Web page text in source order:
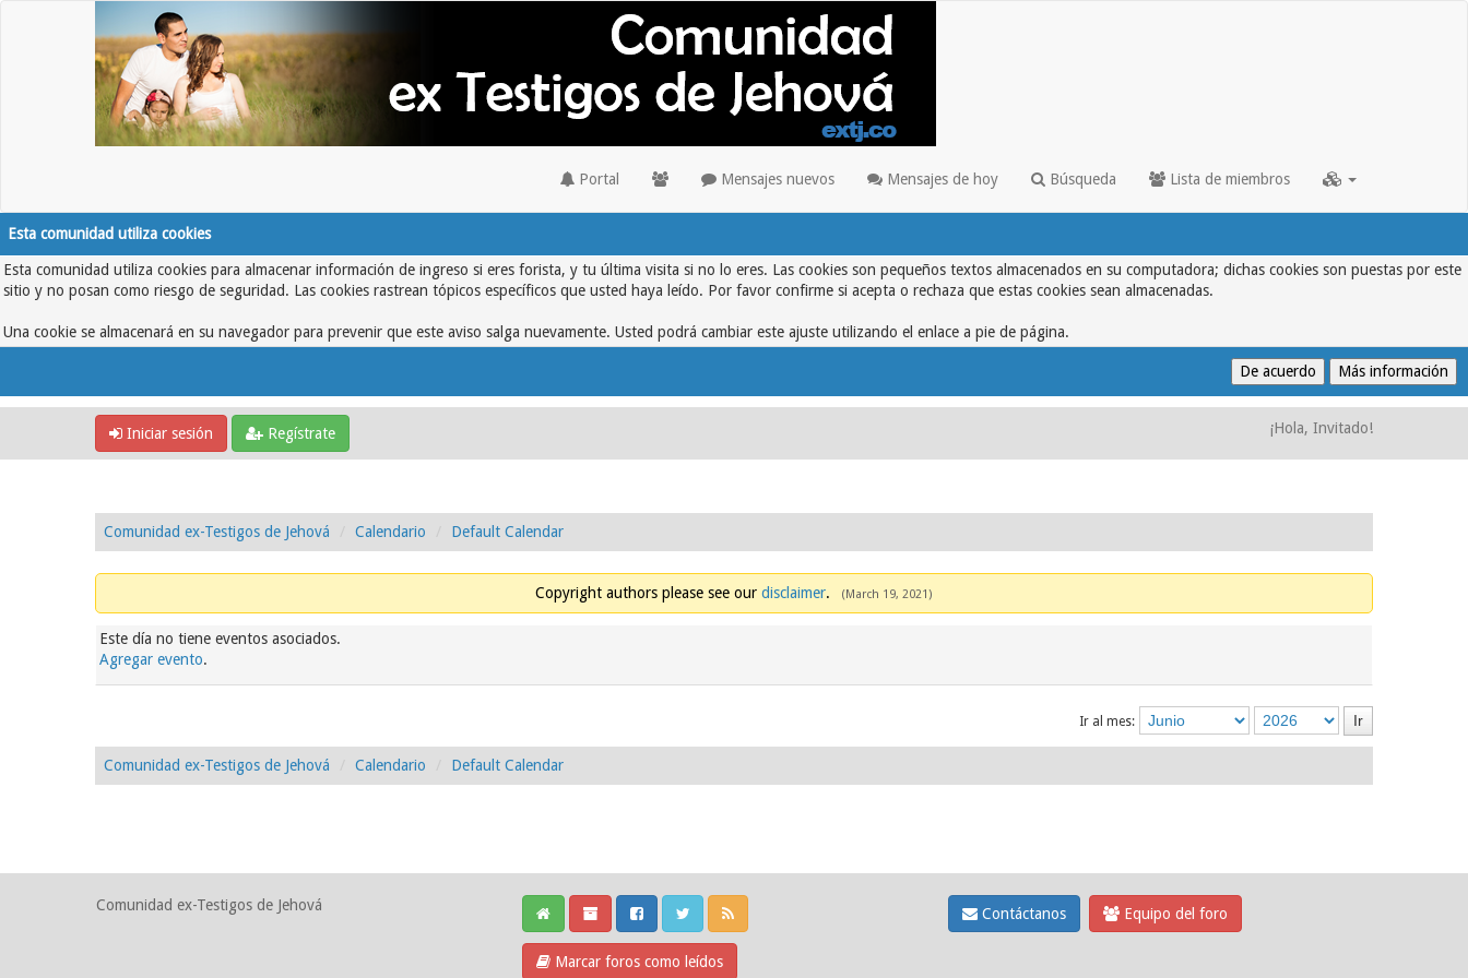
Portal Mensajes nuevos Mensajes de hoy Búsqueda Lista de miembros
Esta comunidad utiliza cookies
Esta comunidad utiliza cookies para almacenar información de ingreso si eres forista, y tu última visita si no lo eres. Las cookies son pequeños textos almacenados en su computadora; dichas cookies son puestas por este
sitio y no posan como riesgo de seguridad. Las cookies rastrean tópicos específicos que usted haya leído. Por favor confirme si acepta o rechaza que estas cookies sean almacenadas.
Una cookie se almacenará en su navegador para prevenir que este aviso salga nuevamente. Usted podrá cambiar este ajuste utilizando el enlace a pie de página.
Iniciar sesión Regístrate ¡Hola, Invitado!
Comunidad ex-Testigos de Jehová Calendario Default Calendar
Copyright authors please see our disclaimer. (March 19, 2021)
Este día no tiene eventos asociados.
Agregar evento.
Ir al mes:
Comunidad ex-Testigos de Jehová Calendario Default Calendar
Comunidad ex-Testigos de Jehová
Marcar foros como leídos
Contáctanos Equipo del foro